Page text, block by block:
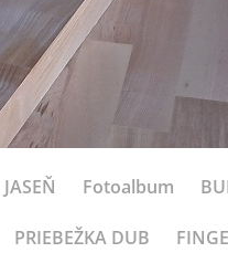
Fotoalbum
PRIEBEŽKA DUB